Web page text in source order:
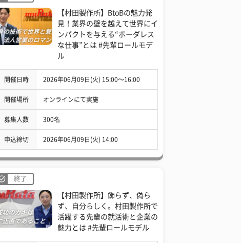
【村田製作所】BtoBの魅力発
見！業界の壁を越えて世界にイ
ンパクトを与える“ボーダレス
な仕事”とは #先輩ロールモデ
ル
開催日時 2026年06月09日(火) 15:00〜16:00
開催場所 オンラインにて実施
募集人数 300名
申込締切 2026年06月09日(火) 14:00
終了
【村田製作所】飾らず、偽ら
ず、自分らしく。村田製作所で
活躍する先輩の就活術と企業の
魅力とは #先輩ロールモデル